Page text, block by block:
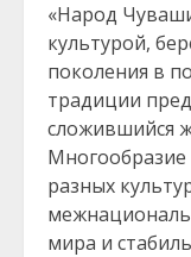
«Народ
культурой,
поколения в
традиции
сложившийся
разных
мира и